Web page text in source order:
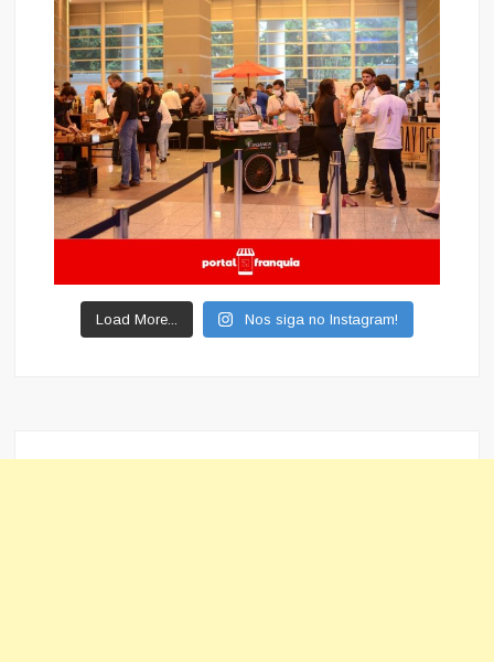
Load More... Nos siga no Instagram!